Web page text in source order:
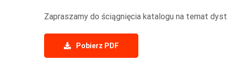
Zapraszamy do ściągnięcia katalogu na temat
Pobierz PDF